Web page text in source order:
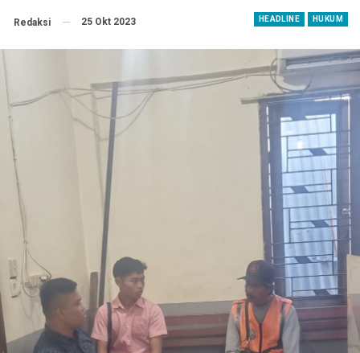
HEADLINE HUKUM
Redaksi 25 Okt 2023